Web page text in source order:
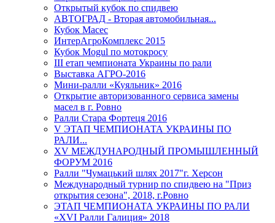
Открытый кубок по спидвею
АВТОГРАД - Вторая автомобильная...
Кубок Масес
ИнтерАгроКомплекс 2015
Кубок Mogul по мотокросу
ІІІ етап чемпионата Украины по рали
Выставка АГРО-2016
Мини-ралли «Куяльник» 2016
Открытие авторизованного сервиса замены
масел в г. Ровно
Ралли Стара Фортеця 2016
V ЭТАП ЧЕМПИОНАТА УКРАИНЫ ПО
РАЛИ...
XV МЕЖДУНАРОДНЫЙ ПРОМЫШЛЕННЫЙ
ФОРУМ 2016
Ралли "Чумацький шлях 2017"г. Херсон
Международный турнир по спидвею на "Приз
открытия сезона", 2018, г.Ровно
ЭТАП ЧЕМПИОНАТА УКРАИНЫ ПО РАЛИ
«XVI Ралли Галиция» 2018